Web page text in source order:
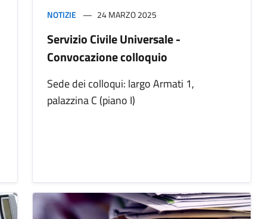
NOTIZIE 24 MARZO 2025
Servizio Civile Universale -
Convocazione colloquio
Sede dei colloqui: largo Armati 1,
palazzina C (piano I)